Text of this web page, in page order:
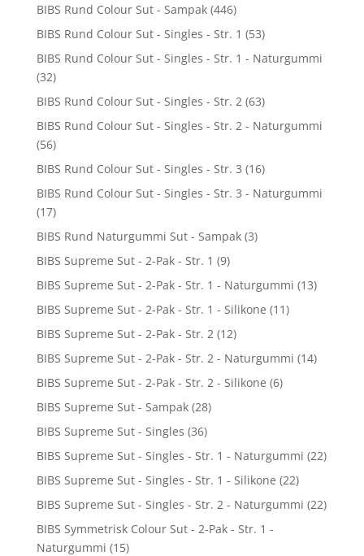
BIBS Rund Colour Sut - Sampak (446)
BIBS Rund Colour Sut - Singles - Str. 1 (53)
BIBS Rund Colour Sut - Singles - Str. 1 - Naturgummi
(32)
BIBS Rund Colour Sut - Singles - Str. 2 (63)
BIBS Rund Colour Sut - Singles - Str. 2 - Naturgummi
(56)
BIBS Rund Colour Sut - Singles - Str. 3 (16)
BIBS Rund Colour Sut - Singles - Str. 3 - Naturgummi
(17)
BIBS Rund Naturgummi Sut - Sampak (3)
BIBS Supreme Sut - 2-Pak - Str. 1 (9)
BIBS Supreme Sut - 2-Pak - Str. 1 - Naturgummi (13)
BIBS Supreme Sut - 2-Pak - Str. 1 - Silikone (11)
BIBS Supreme Sut - 2-Pak - Str. 2 (12)
BIBS Supreme Sut - 2-Pak - Str. 2 - Naturgummi (14)
BIBS Supreme Sut - 2-Pak - Str. 2 - Silikone (6)
BIBS Supreme Sut - Sampak (28)
BIBS Supreme Sut - Singles (36)
BIBS Supreme Sut - Singles - Str. 1 - Naturgummi (22)
BIBS Supreme Sut - Singles - Str. 1 - Silikone (22)
BIBS Supreme Sut - Singles - Str. 2 - Naturgummi (22)
BIBS Symmetrisk Colour Sut - 2-Pak - Str. 1 -
Naturgummi (15)